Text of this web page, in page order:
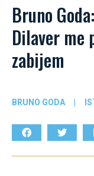
Bruno
Dilaver me
zabijem
BRUNO GODA |